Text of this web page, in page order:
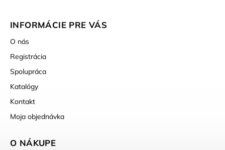
INFORMÁCIE PRE VÁS
O nás
Registrácia
Spolupráca
Katalógy
Kontakt
Moja objednávka
O NÁKUPE